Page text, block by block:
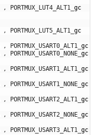
, PORTMUX_LUT4_ALT1 gc
, PORTMUX_LUT5_ALT1 gc
, PORTMUX_USART0_ALT1 gc
, PORTMUX_USART0_NONE gc
, PORTMUX_USART1_ALT1 gc
, PORTMUX_USART1_NONE gc
, PORTMUX_USART2_ALT1 gc
, PORTMUX_USART2_NONE gc
, PORTMUX_USART3_ALT1 gc